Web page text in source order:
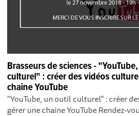
Brasseurs de sciences -
culturel" : créer des vidéos
chaine YouTube
"YouTube, un outil culturel" : créer
gérer une chaine YouTube Rendez-